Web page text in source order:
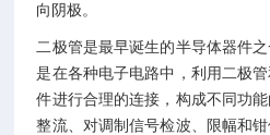
向阴极。
二极管是最早诞生的半导体器件
是在各种电子电路中，利用二极
件进行合理的连接，构成不同功
整流、对调制信号检波、限幅和